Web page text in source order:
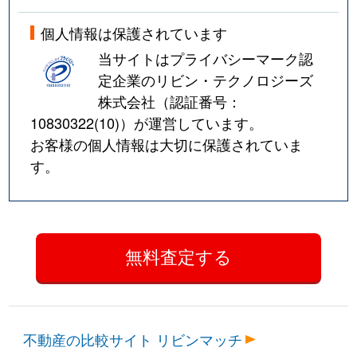
個人情報は保護されています
当サイトはプライバシーマーク認
定企業のリビン・テクノロジーズ
株式会社（認証番号：
10830322(10)）が運営しています。
お客様の個人情報は大切に保護されていま
す。
不動産の比較サイト リビンマッチ